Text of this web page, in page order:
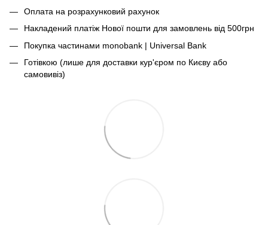
Оплата на розрахунковий рахунок
Накладений платіж Нової пошти для замовлень від 500грн
Покупка частинами monobank | Universal Bank
Готівкою (лише для доставки кур'єром по Києву або
самовивіз)